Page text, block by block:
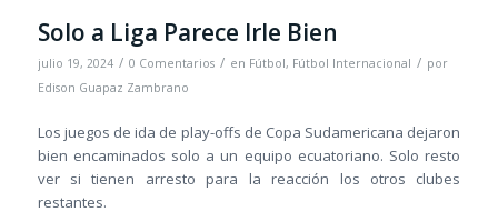
Solo a Liga Parece Irle Bien
julio 19, 2024 / 0 Comentarios / en Fútbol, Fútbol Internacional / por
Edison Guapaz Zambrano
Los juegos de ida de play-offs de Copa Sudamericana dejaron
bien encaminados solo a un equipo ecuatoriano. Solo resto
ver si tienen arresto para la reacción los otros clubes
restantes.